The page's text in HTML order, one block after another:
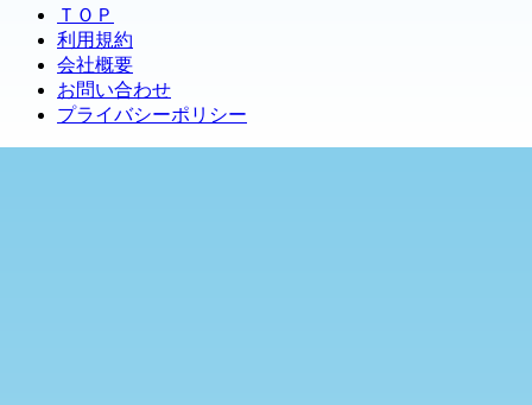
ＴＯＰ
利用規約
会社概要
お問い合わせ
プライバシーポリシー